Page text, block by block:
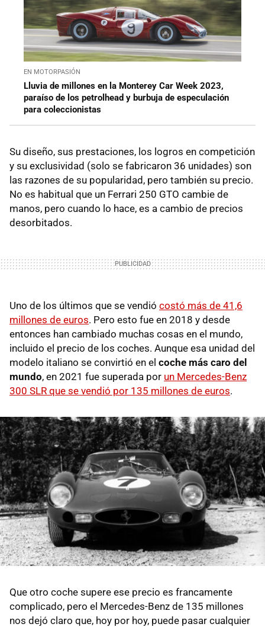
EN MOTORPASIÓN
Lluvia de millones en la Monterey Car Week 2023,
paraíso de los petrolhead y burbuja de especulación
para coleccionistas
Su diseño, sus prestaciones, los logros en competición
y su exclusividad (solo se fabricaron 36 unidades) son
las razones de su popularidad, pero también su precio.
No es habitual que un Ferrari 250 GTO cambie de
manos, pero cuando lo hace, es a cambio de precios
desorbitados.
Uno de los últimos que se vendió costó más de 41,6
millones de euros. Pero esto fue en 2018 y desde
entonces han cambiado muchas cosas en el mundo,
incluido el precio de los coches. Aunque esa unidad del
modelo italiano se convirtió en el coche más caro del
mundo, en 2021 fue superada por un Mercedes-Benz
300 SLR que se vendió por 135 millones de euros.
Que otro coche supere ese precio es francamente
complicado, pero el Mercedes-Benz de 135 millones
nos dejó claro que, hoy por hoy, puede pasar cualquier